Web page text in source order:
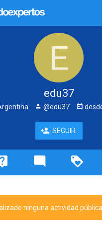
edu37
@edu37
SEGUIR
ninguna actividad pública.